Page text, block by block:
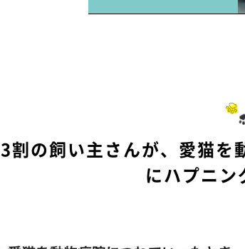
3割の飼い主さんが、愛猫を
にハプニン